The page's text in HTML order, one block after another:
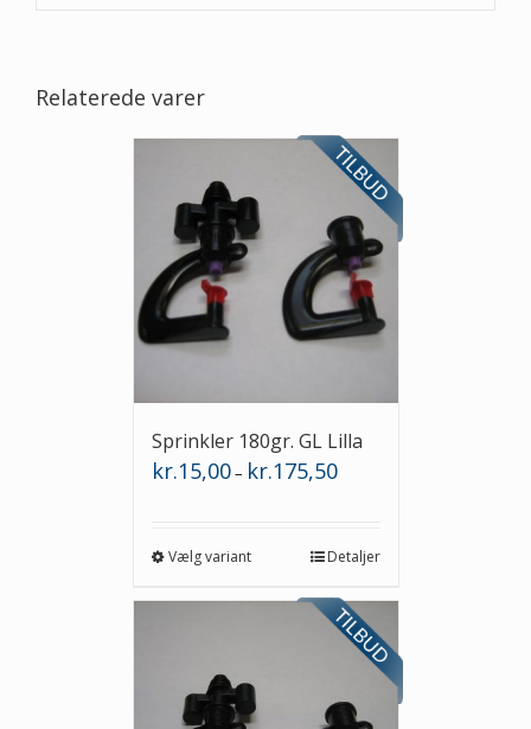
Relaterede varer
Sprinkler 180gr. GL Lilla
kr.15,00– kr.175,50Prisinterval:
Vælg variant Detaljer